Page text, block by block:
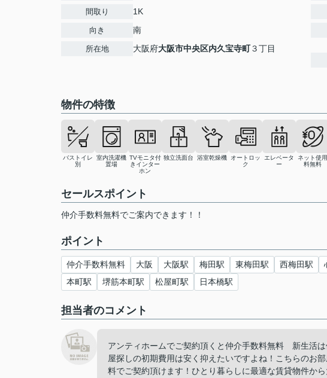
間取り 1K
向き 南
所在地 大阪府大阪市中央区内久宝寺町３丁目
物件の特徴
バストイレ
別
室内洗濯機
置場
TVモニタ付
きインター
ホン
独立洗面台 浴室乾燥機
オートロッ
ク
エレベータ
ー
ネット使用
料無料
セールスポイント
仲介手数料無料でご案内できます！！
ポイント
仲介手数料無料 大阪 大阪駅 梅田駅 東梅田駅 西梅田駅
本町駅
堺筋本町駅 松屋町駅 日本橋駅
担当者のコメント
アンティホームでご契約頂くと仲介手数料無料 新生活
屋探しの初期費用は安く抑えたいですよね！こちらのお
料でご契約頂けます！ひとり暮らしに最適な賃貸物件か